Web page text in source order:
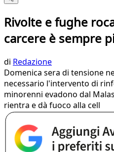
Rivolte e fughe
carcere è sempre
di Redazione
Domenica sera di tensione
necessario l'intervento di
minorenni evadono dal
rientra e dà fuoco alla cell